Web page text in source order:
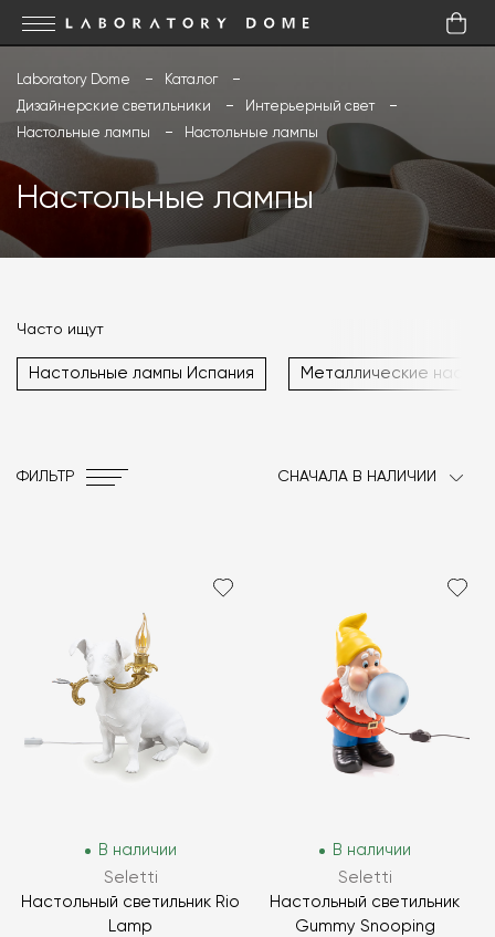
Laboratory Dome
Каталог
Дизайнерские светильники
Интерьерный свет
Настольные лампы
Настольные лампы
Настольные лампы
Часто ищут
Настольные лампы Испания Металлические
ФИЛЬТР СНАЧАЛА В НАЛИЧИИ
В наличии
Seletti
Настольный светильник Rio
Lamp
В наличии
Seletti
Настольный светильник
Gummy Snooping